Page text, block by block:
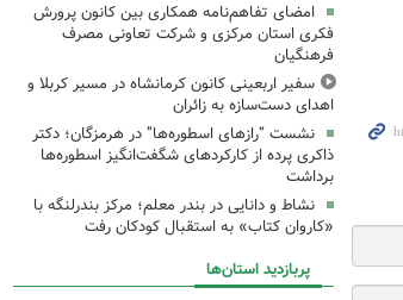
امضای تفاهم‌نامه همکاری بین کانون پرورش
فکری استان مرکزی و شرکت تعاونی مصرف
فرهنگیان
سفیر اربعینی کانون کرمانشاه در مسیر کربلا و
اهدای دست‌سازه به زائران
نشست “رازهای اسطوره‌ها” در هرمزگان؛ دکتر
ذاکری پرده از کارکردهای شگفت‌انگیز اسطوره‌ها
برداشت
نشاط و دانایی در بندر معلم؛ مرکز بندرلنگه با
«کاروان کتاب» به استقبال کودکان رفت
پربازدید استان‌ها